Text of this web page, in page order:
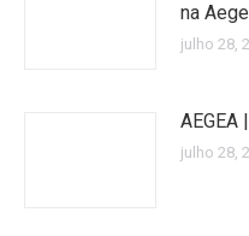
na
julho 28,
AEGEA
julho 28,